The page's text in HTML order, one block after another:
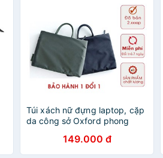
Túi xách nữ đựng laptop, cặp
da công sở Oxford phong
149.000 đ